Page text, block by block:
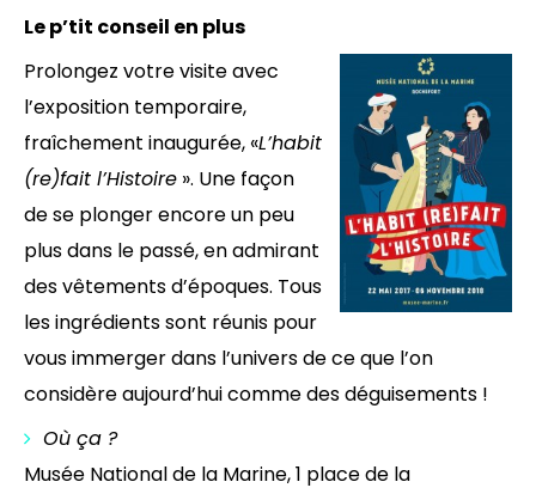
Le p’tit conseil en plus
Prolongez votre visite avec
l’exposition temporaire,
fraîchement inaugurée, «L’habit
(re)fait l’Histoire ». Une façon
de se plonger encore un peu
plus dans le passé, en admirant
des vêtements d’époques. Tous
les ingrédients sont réunis pour
vous immerger dans l’univers de ce que l’on
considère aujourd’hui comme des déguisements !
Où ça ?
Musée National de la Marine, 1 place de la